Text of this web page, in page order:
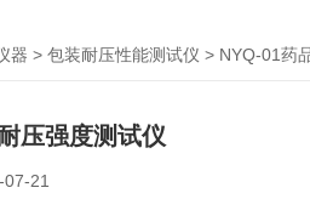
器 > 包装耐压性能测试仪 > NYQ-01药品包装
压强度测试仪
21